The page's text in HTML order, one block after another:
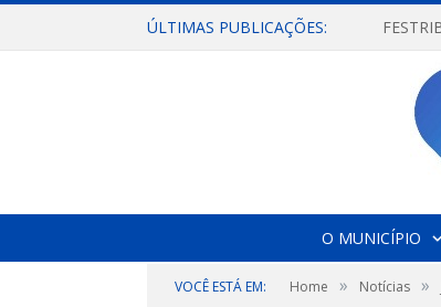
ÚLTIMAS PUBLICAÇÕES:
O MUNICÍPIO
VOCÊ ESTÁ EM: Home » Notícias »